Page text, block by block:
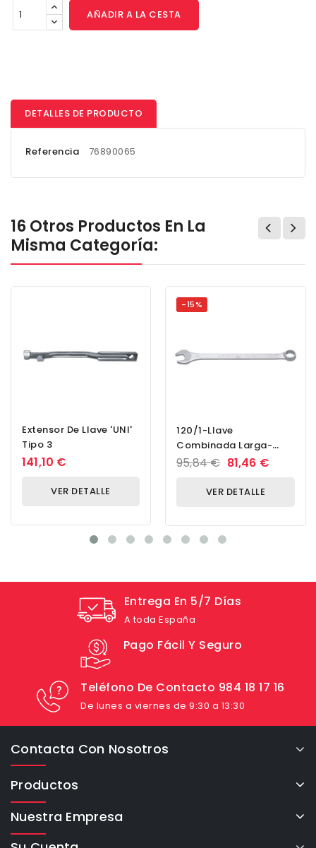
AÑADIR A LA CESTA
DETALLES DE PRODUCTO
Referencia 76890065
16 Otros Productos En La
Misma Categoría:
Extensor De Llave 'UNI'
Tipo 3
141,10 €
VER DETALLE
-15%
120/1-Llave
Combinada Larga-
1.11/16
95,84 € 81,46 €
VER DETALLE
Entrega En 5/7 Días
A toda España
Pago Fácil Y Seguro
Teléfono De Contacto 984 18 17 16
De lunes a viernes de 9:30 a 13:30
Contacta Con Nosotros
Productos
Nuestra Empresa